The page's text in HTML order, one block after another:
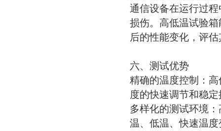
通信设备在运行过
损伤。高低温试验
后的性能变化，评
六、测试优势
精确的温度控制：
度的快速调节和稳
多样化的测试环境
温、低温、快速温